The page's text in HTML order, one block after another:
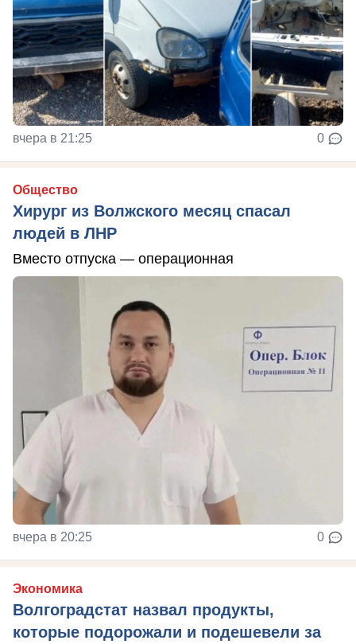
вчера в 21:25 0
Общество
Хирург из Волжского месяц спасал
людей в ЛНР
Вместо отпуска — операционная
вчера в 20:25 0
Экономика
Волгоградстат назвал продукты,
которые подорожали и подешевели за